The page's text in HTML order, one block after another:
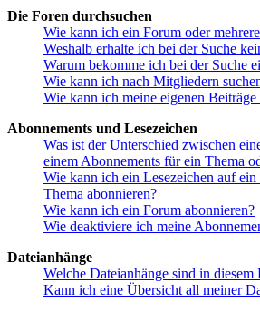
Die Foren durchsuchen
Wie kann ich ein Forum oder
Weshalb erhalte ich bei der Suche
Warum bekomme ich bei der Suche
Wie kann ich nach Mitgliedern
Wie kann ich meine eigenen
Abonnements und Lesezeichen
Was ist der Unterschied zwischen
einem Abonnements für ein Thema
Wie kann ich ein Lesezeichen auf ein
Thema abonnieren?
Wie kann ich ein Forum abonnieren?
Wie deaktiviere ich meine
Dateianhänge
Welche Dateianhänge sind in diesem
Kann ich eine Übersicht all meiner